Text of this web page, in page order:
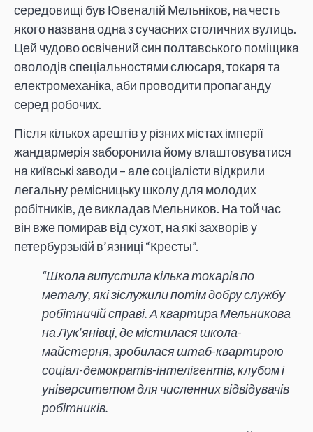
середовищі був Ювеналій Мельніков, на честь
якого названа одна з сучасних столичних вулиць.
Цей чудово освічений син полтавського поміщика
оволодів спеціальностями слюсаря, токаря та
електромеханіка, аби проводити пропаганду
серед робочих.
Після кількох арештів у різних містах імперії
жандармерія заборонила йому влаштовуватися
на київські заводи – але соціалісти відкрили
легальну ремісницьку школу для молодих
робітників, де викладав Мельников. На той час
він вже помирав від сухот, на які захворів у
петербурзькій в’язниці “Кресты”.
“Школа випустила кілька токарів по
металу, які зіслужили потім добру службу
робітничій справі. А квартира Мельникова
на Лук’янівці, де містилася школа-
майстерня, зробилася штаб-квартирою
соціал-демократів-інтелігентів, клубом і
університетом для численних відвідувачів
робітників.